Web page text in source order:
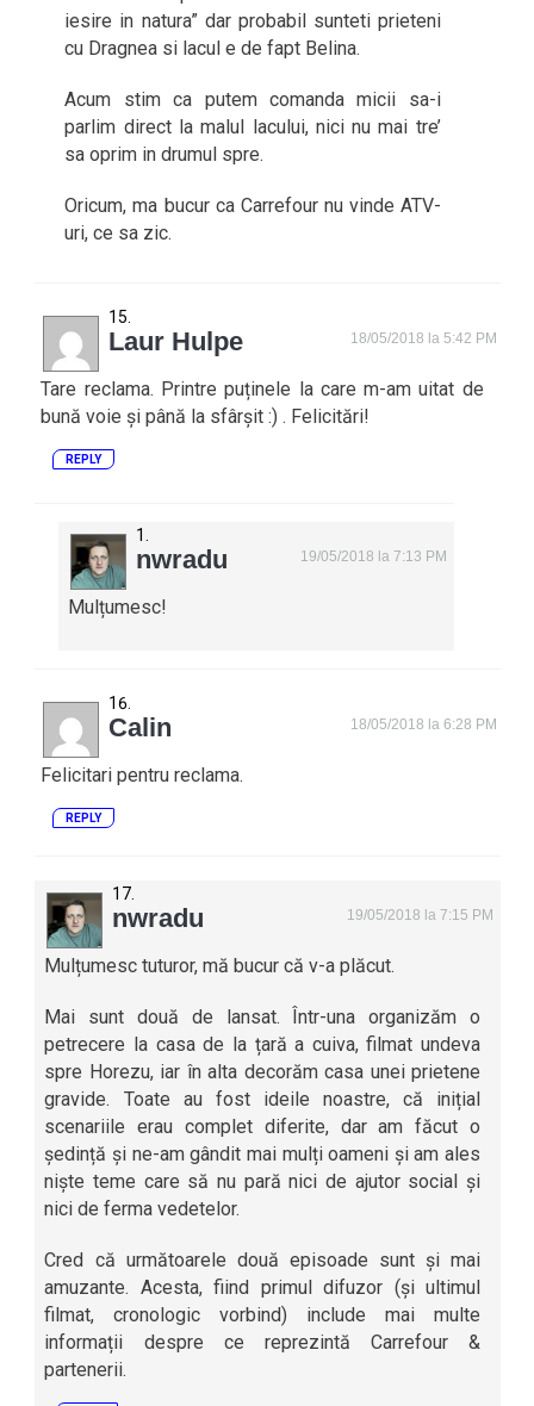
iesire in natura” dar probabil sunteti prieteni
cu Dragnea si lacul e de fapt Belina.
Acum stim ca putem comanda micii sa-i
parlim direct la malul lacului, nici nu mai tre’
sa oprim in drumul spre.
Oricum, ma bucur ca Carrefour nu vinde ATV-
uri, ce sa zic.
Laur Hulpe 18/05/2018 la 5:42 PM
Tare reclama. Printre puținele la care m-am uitat de
bună voie și până la sfârșit :) . Felicitări!
REPLY
nwradu 19/05/2018 la 7:13 PM
Mulțumesc!
Calin 18/05/2018 la 6:28 PM
Felicitari pentru reclama.
REPLY
nwradu 19/05/2018 la 7:15 PM
Mulțumesc tuturor, mă bucur că v-a plăcut.
Mai sunt două de lansat. Într-una organizăm o
petrecere la casa de la țară a cuiva, filmat undeva
spre Horezu, iar în alta decorăm casa unei prietene
gravide. Toate au fost ideile noastre, că inițial
scenariile erau complet diferite, dar am făcut o
ședință și ne-am gândit mai mulți oameni și am ales
niște teme care să nu pară nici de ajutor social și
nici de ferma vedetelor.
Cred că următoarele două episoade sunt și mai
amuzante. Acesta, fiind primul difuzor (și ultimul
filmat, cronologic vorbind) include mai multe
informații despre ce reprezintă Carrefour &
partenerii.